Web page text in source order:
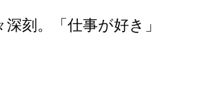
刻。「仕事が好き」